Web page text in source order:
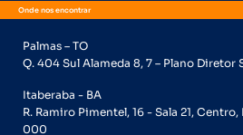
Onde nos encontrar
Palmas – TO
Q. 404 Sul Alameda 8, 7 – Plano Diretor
Itaberaba - BA
R. Ramiro Pimentel, 16 - Sala 21,
000